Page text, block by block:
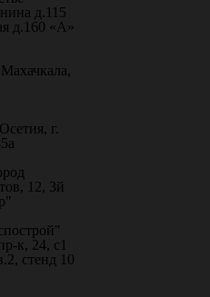
д.115
д.160 «А»
г.
12, 3й
к, 24, с1
стенд 10